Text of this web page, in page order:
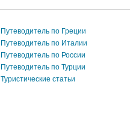
Путеводитель по Греции
Путеводитель по Италии
Путеводитель по России
Путеводитель по Турции
Туристические статьи